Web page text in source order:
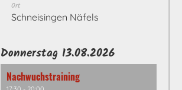
Ort
Schneisingen Näfels
Donnerstag 13.08.2026
Nachwuchstraining